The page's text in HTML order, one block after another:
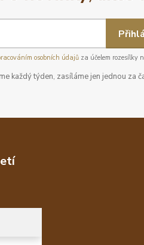
osobních údajůza účelem rozesílky
každý týden, zasíláme jen jednou za